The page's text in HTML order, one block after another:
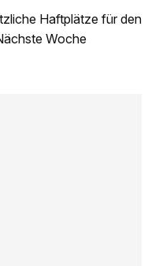
Haftplätze für den
Woche